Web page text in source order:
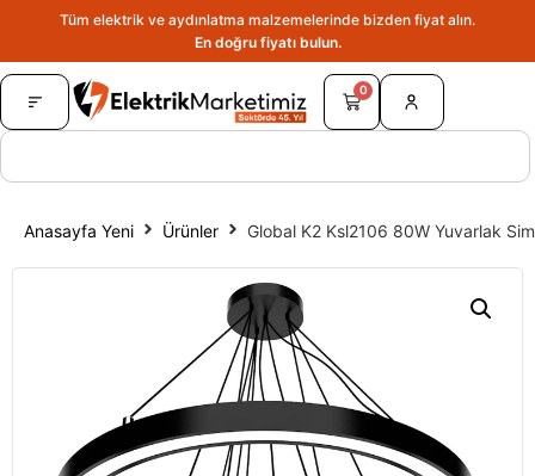
Tüm elektrik ve aydınlatma malzemelerinde bizden fiyat alın.
En doğru fiyatı bulun.
0
Anasayfa Yeni Ürünler Global K2 Ksl2106 80W Yuvarlak